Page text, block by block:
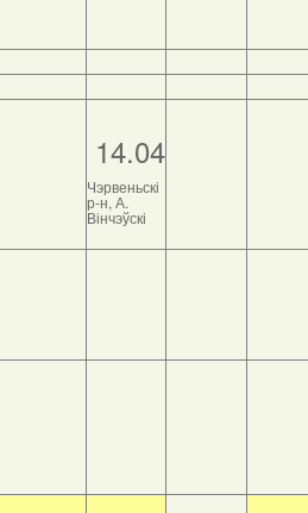
14.04
Чэрвеньскі
р-н, А.
Вінчэўскі